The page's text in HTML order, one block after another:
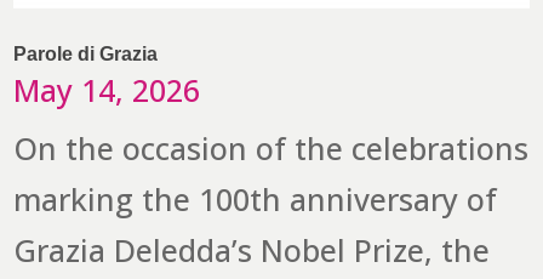
Parole di Grazia
May 14, 2026
On the occasion of the celebrations
marking the 100th anniversary of
Grazia Deledda’s Nobel Prize, the